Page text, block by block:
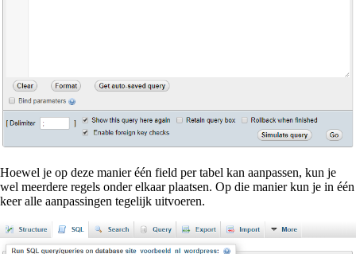
Hoewel je op deze manier één field per tabel kan aanpassen, kun je
wel meerdere regels onder elkaar plaatsen. Op die manier kun je in één
keer alle aanpassingen tegelijk uitvoeren.